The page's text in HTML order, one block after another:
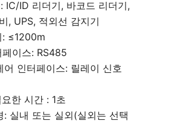
IC/ID 리더기, 바코드 리더기,
, UPS, 적외선 감지기
: ≤1200m
이스: RS485
어 인터페이스: 릴레이 신호
한 시간 : 1초
: 실내 또는 실외(실외는 선택